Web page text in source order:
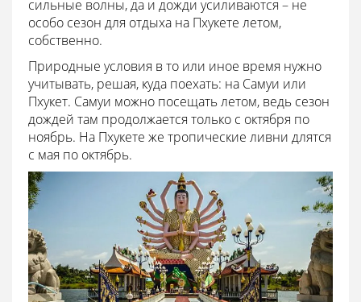
сильные волны, да и дожди усиливаются – не
особо сезон для отдыха на Пхукете летом,
собственно.
Природные условия в то или иное время нужно
учитывать, решая, куда поехать: на Самуи или
Пхукет. Самуи можно посещать летом, ведь сезон
дождей там продолжается только с октября по
ноябрь. На Пхукете же тропические ливни длятся
с мая по октябрь.